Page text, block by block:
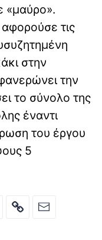
«μαύρο».
τις
στην
την
το σύνολο της
έναντι
του έργου
5